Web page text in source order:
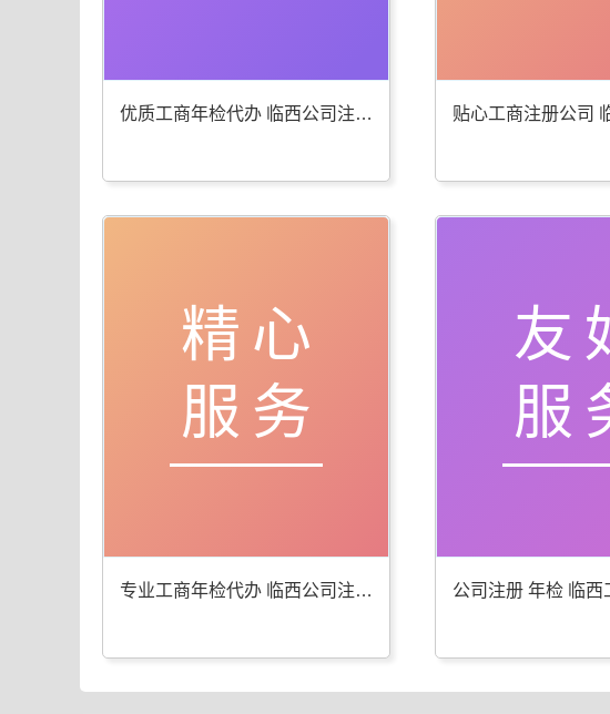
优质工商年检代办 临西公司注册服务棒
精心
服务
专业工商年检代办 临西公司注册服务优
友
服